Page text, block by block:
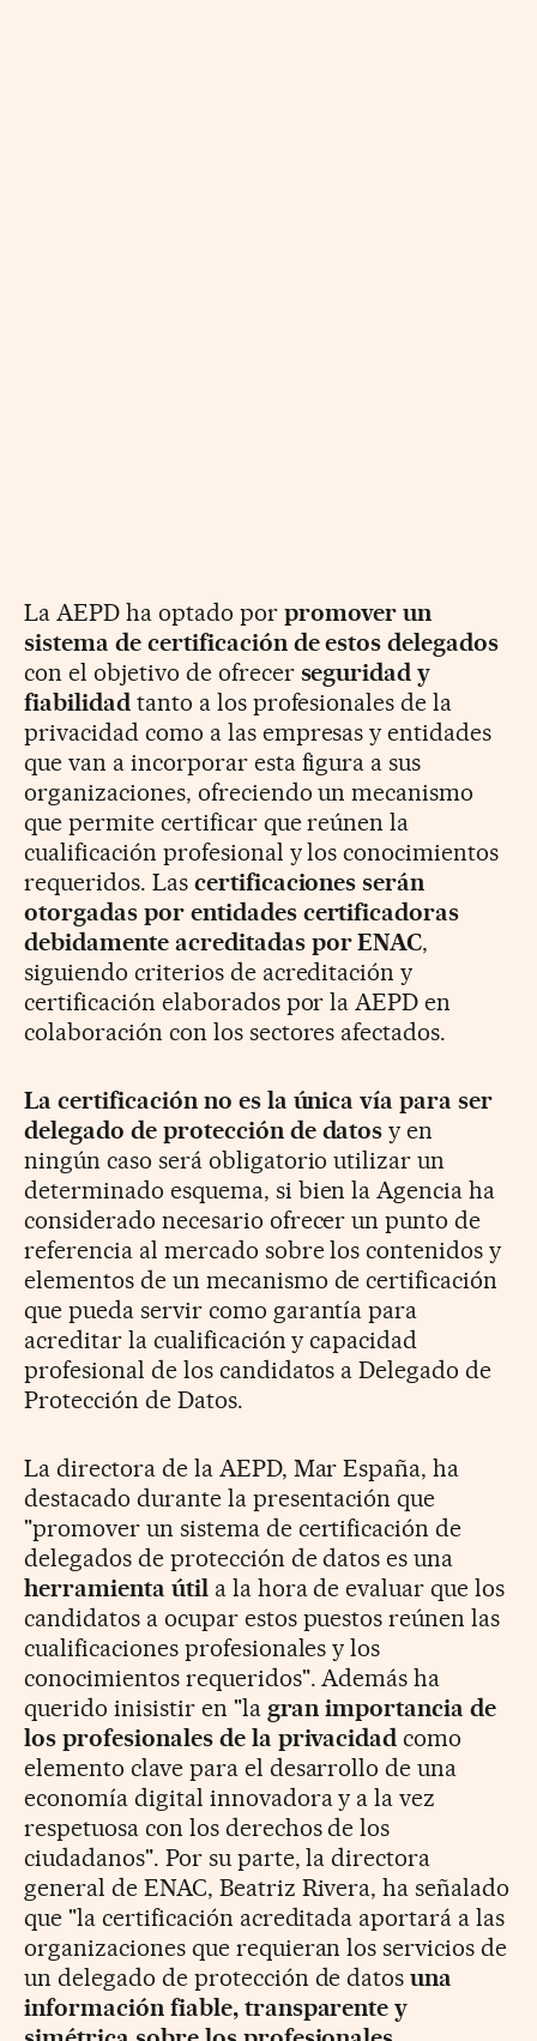
La AEPD ha optado por promover un
sistema de certificación de estos delegados
con el objetivo de ofrecer seguridad y
fiabilidadtanto a los profesionales de la
privacidad como a las empresas y entidades
que van a incorporar esta figura a sus
organizaciones, ofreciendo un mecanismo
que permite certificar que reúnen la
cualificación profesional y los conocimientos
requeridos. Lascertificaciones serán
otorgadas por entidades certificadoras
debidamente acreditadas por ENAC,
siguiendo criterios de acreditación y
certificación elaborados por la AEPD en
colaboración con los sectores afectados.
La certificación no es la única vía para ser
delegado de protección de datos y en
ningún caso será obligatorio utilizar un
determinado esquema, si bien la Agencia ha
considerado necesario ofrecer un punto de
referencia al mercado sobre los contenidos y
elementos de un mecanismo de certificación
que pueda servir como garantía para
acreditar la cualificación y capacidad
profesional de los candidatos a Delegado de
Protección de Datos.
La directora de la AEPD, Mar España, ha
destacado durante la presentación que
"promover un sistema de certificación de
delegados de protección de datos es una
herramienta útila la hora de evaluar que los
candidatos a ocupar estos puestos reúnen las
cualificaciones profesionales y los
conocimientos requeridos". Además ha
querido inisistir en "la gran importancia de
los profesionales de la privacidad como
elemento clave para el desarrollo de una
economía digital innovadora y a la vez
respetuosa con los derechos de los
ciudadanos". Por su parte, la directora
general de ENAC, Beatriz Rivera, ha señalado
que "la certificación acreditada aportará a las
organizaciones que requieran los servicios de
un delegado de protección de datosuna
información fiable, transparente y